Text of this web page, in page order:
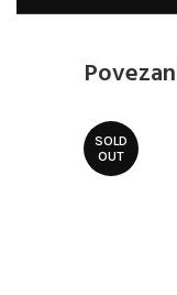
SOLD
OUT